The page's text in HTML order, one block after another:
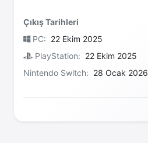
Çıkış Tarihleri
PC: 22 Ekim 2025
PlayStation: 22 Ekim 2025
Nintendo Switch: 28 Ocak 2026